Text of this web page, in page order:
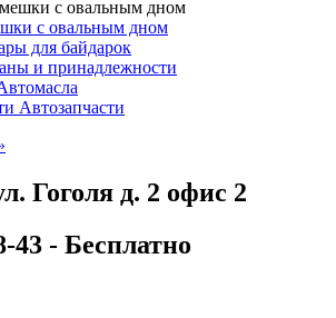
с овальным дном
для байдарок
и принадлежности
Автозапчасти
Гоголя д. 2 офис 2
43 - Бесплатно